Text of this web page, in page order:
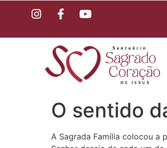
O sentido
A Sagrada Família colocou a